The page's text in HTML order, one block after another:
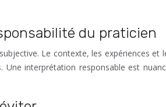
du praticien
Le contexte, les expériences
interprétation responsable est